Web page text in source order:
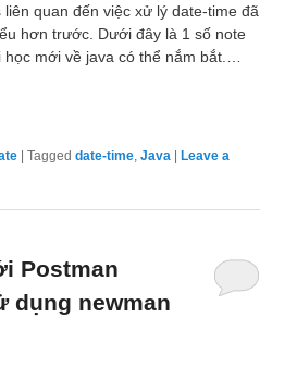
quan đến việc xử lý date-time đã
hơn trước. Dưới đây là 1 số note
mới về java có thể nắm bắt.…
|Tagged date-time ,Java |Leave a
Postman
dụng newman